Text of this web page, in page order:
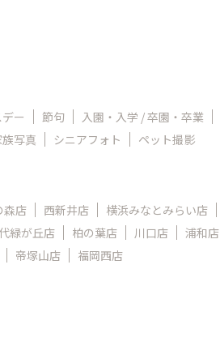
ー 節句
入園・入学 / 卒園・卒業
族写真 シニアフォト ペット撮影
森店 西新井店 横浜みなとみらい店
緑が丘店 柏の葉店 川口店 浦和店
帝塚山店 福岡西店